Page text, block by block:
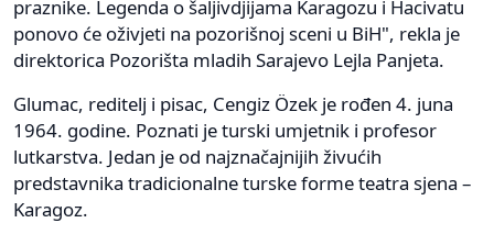
praznike. Legenda o šaljivdjijama Karagozu i Hacivatu
ponovo će oživjeti na pozorišnoj sceni u BiH", rekla je
direktorica Pozorišta mladih Sarajevo Lejla Panjeta.
Glumac, reditelj i pisac, Cengiz Özek je rođen 4. juna
1964. godine. Poznati je turski umjetnik i profesor
lutkarstva. Jedan je od najznačajnijih živućih
predstavnika tradicionalne turske forme teatra sjena –
Karagoz.